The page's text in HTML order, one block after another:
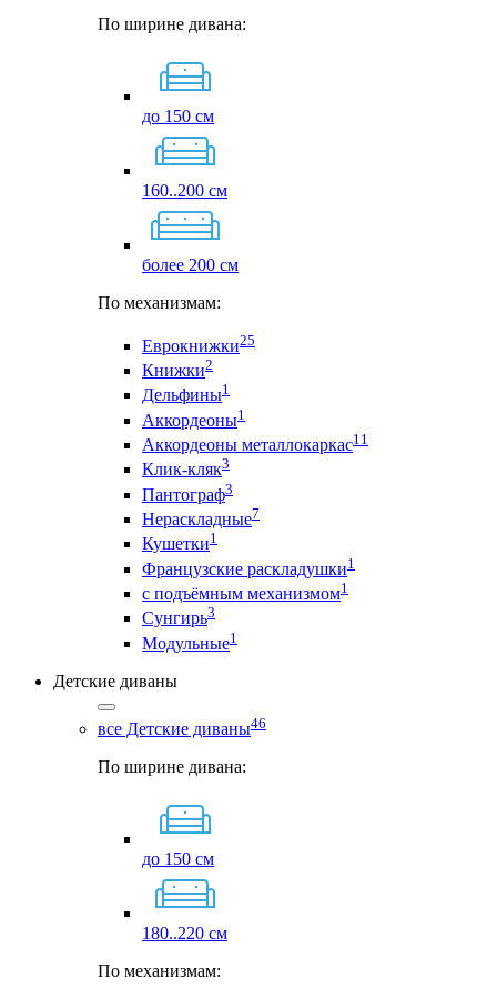
По ширине дивана:
до 150 см
160..200 см
более 200 см
По механизмам:
Еврокнижки25
Книжки2
Дельфины1
Аккордеоны1
Аккордеоны металлокаркас11
Клик-кляк3
Пантограф3
Нераскладные7
Кушетки1
Французские раскладушки1
с подъёмным механизмом1
Сунгирь3
Модульные1
Детские диваны
все Детские диваны46
По ширине дивана:
до 150 см
180..220 см
По механизмам: